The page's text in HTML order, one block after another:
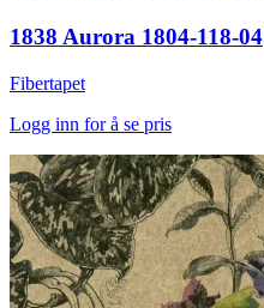
1838 Aurora 1804-118-04
Fibertapet
Logg inn for å se pris